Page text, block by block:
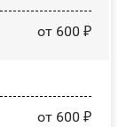
от 600 ₽
от 600 ₽